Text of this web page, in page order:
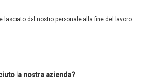
lasciato dal nostro personale alla fine del lavoro
la nostra azienda?